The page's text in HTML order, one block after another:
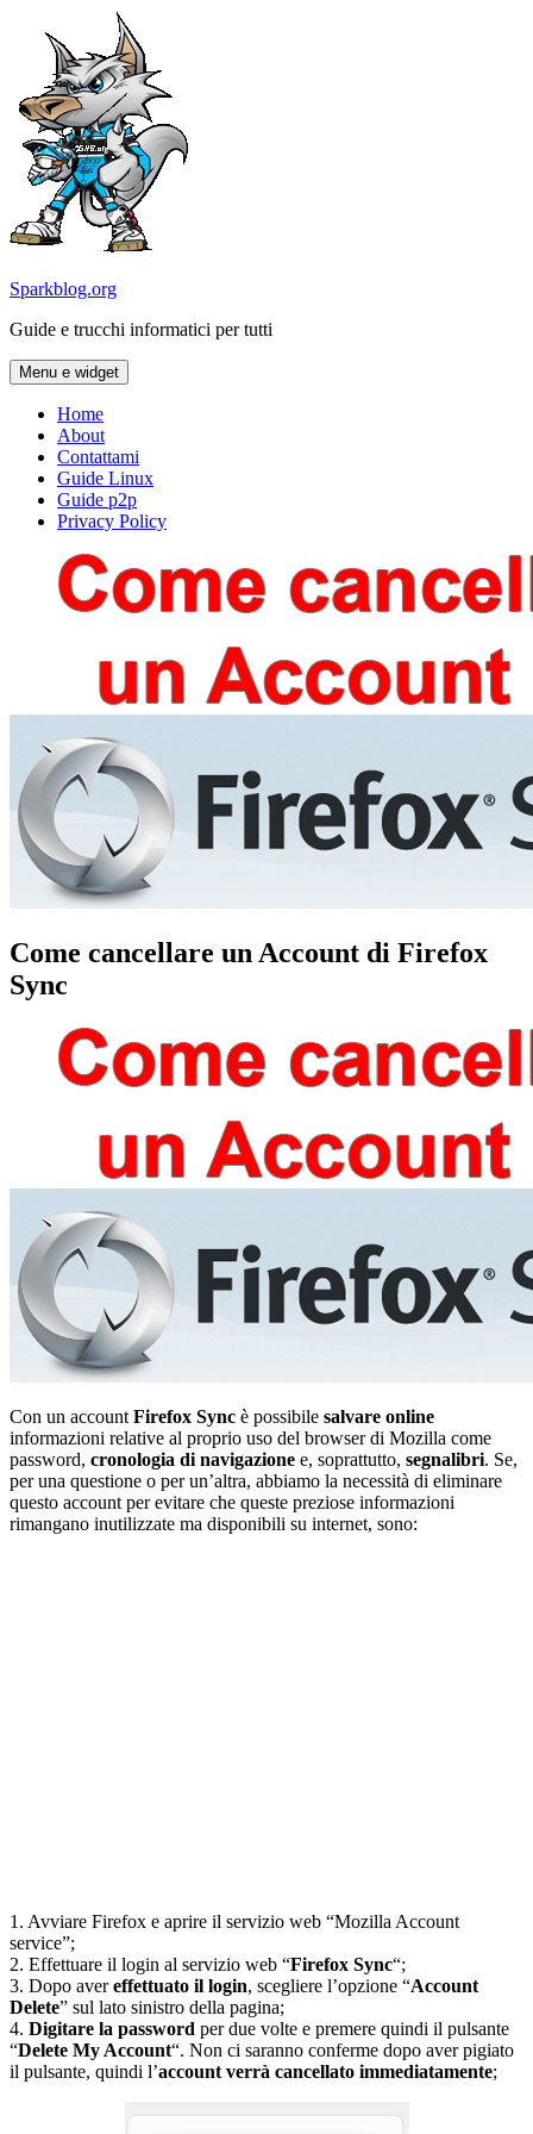
contenuto
Sparkblog.org
Guide e trucchi informatici per tutti
Menu e widget
Home
About
Contattami
Guide Linux
Guide p2p
Privacy Policy
Come cancellare un Account di Firefox
Sync
Con un account Firefox Sync è possibile salvare online
informazioni relative al proprio uso del browser di Mozilla come
password, cronologia di navigazione e, soprattutto, segnalibri. Se,
per una questione o per un’altra, abbiamo la necessità di eliminare
questo account per evitare che queste preziose informazioni
rimangano inutilizzate ma disponibili su internet, sono:
1. Avviare Firefox e aprire il servizio web “Mozilla Account
service”;
2. Effettuare il login al servizio web “Firefox Sync“;
3. Dopo avereffettuato il login, scegliere l’opzione “Account
Delete” sul lato sinistro della pagina;
4. Digitare la password per due volte e premere quindi il pulsante
“Delete My Account“. Non ci saranno conferme dopo aver pigiato
il pulsante, quindi l’account verrà cancellato immediatamente;